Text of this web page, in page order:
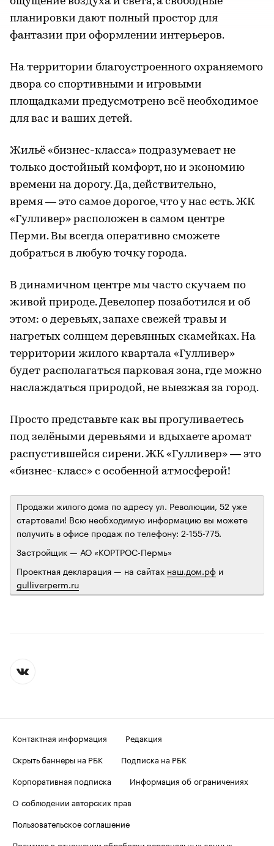
планировки дают полный простор для
фантазии при оформлении интерьеров.
На территории благоустроенного охраняемого
двора со спортивными и игровыми
площадками предусмотрено всё необходимое
для вас и ваших детей.
Жильё «бизнес-класса» подразумевает не
только достойный комфорт, но и экономию
времени на дорогу. Да, действительно,
время — это самое дорогое, что у нас есть. ЖК
«Гулливер» расположен в самом центре
Перми. Вы всегда оперативно сможете
добраться в любую точку города.
В динамичном центре мы часто скучаем по
живой природе. Девелопер позаботился и об
этом: о деревьях, запахе свежей травы и
нагретых солнцем деревянных скамейках. На
территории жилого квартала «Гулливер»
будет располагаться парковая зона, где можно
наслаждаться природой, не выезжая за город.
Просто представьте как вы прогуливаетесь
под зелёными деревьями и вдыхаете аромат
распустившейся сирени. ЖК «Гулливер» — это
«бизнес-класс» с особенной атмосферой!
Продажи жилого дома по адресу ул. Революции, 52 уже
стартовали! Всю необходимую информацию вы можете
получить в офисе продаж по телефону: 2-155-775.
Застройщик — АО «КОРТРОС-Пермь»
Проектная декларация — на сайтах наш.дом.рф и
gulliverperm.ru
Контактная информация
Редакция
Скрыть баннеры на РБК
Подписка на РБК
Корпоративная подписка
Информация об ограничениях
О соблюдении авторских прав
Пользовательское соглашение